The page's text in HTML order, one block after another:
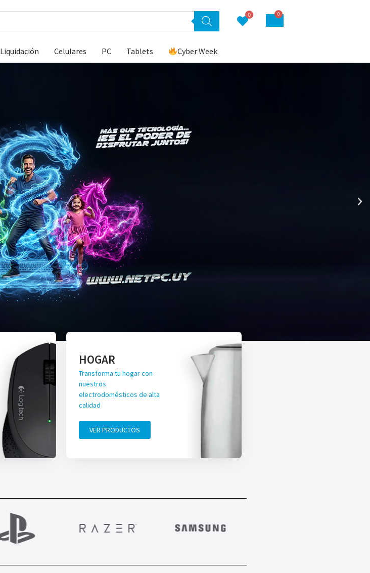
0 0
Liquidación Celulares PC Tablets Cyber Week
HOGAR
Transforma tu hogar con
nuestros
electrodomésticos de alta
calidad
VER PRODUCTOS